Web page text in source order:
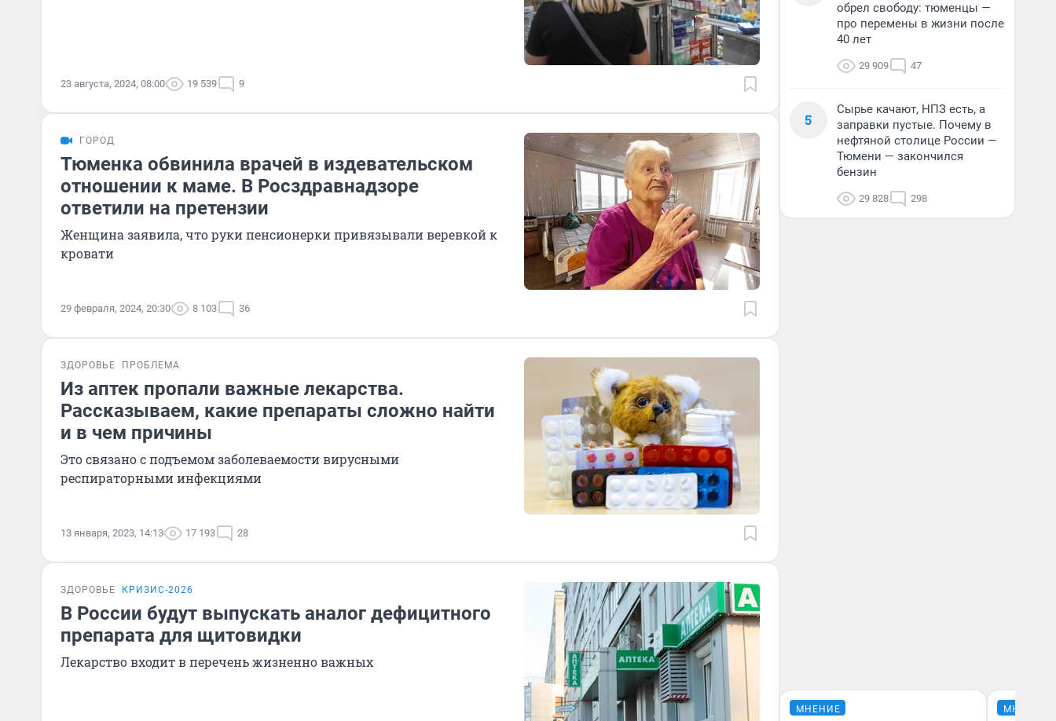
23 августа, 2024, 08:00 19 539 9
ГОРОД
Тюменка обвинила врачей в издевательском
отношении к маме. В Росздравнадзоре
ответили на претензии
Женщина заявила, что руки пенсионерки привязывали веревкой к
кровати
29 февраля, 2024, 20:30 8 103 36
ЗДОРОВЬЕ ПРОБЛЕМА
Из аптек пропали важные лекарства.
Рассказываем, какие препараты сложно найти
и в чем причины
Это связано с подъемом заболеваемости вирусными
респираторными инфекциями
13 января, 2023, 14:13 17 193 28
ЗДОРОВЬЕ КРИЗИС-2026
В России будут выпускать аналог дефицитного
препарата для щитовидки
Лекарство входит в перечень жизненно важных
обрел свободу: тюменцы —
про перемены в жизни после
40 лет
29 909 47
5
Сырье качают, НПЗ есть, а
заправки пустые. Почему в
нефтяной столице России —
Тюмени — закончился
бензин
29 828 298
МНЕНИЕ МНЕНИЕ